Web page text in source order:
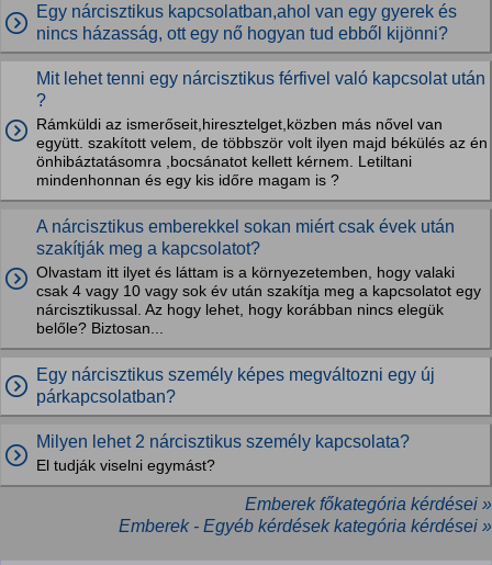
Egy nárcisztikus kapcsolatban,ahol van egy gyerek és
nincs házasság, ott egy nő hogyan tud ebből kijönni?
Mit lehet tenni egy nárcisztikus férfivel való kapcsolat után
?
Rámküldi az ismerőseit,hiresztelget,közben más nővel van
együtt. szakított velem, de többször volt ilyen majd békülés az én
önhibáztatásomra ,bocsánatot kellett kérnem. Letiltani
mindenhonnan és egy kis időre magam is ?
A nárcisztikus emberekkel sokan miért csak évek után
szakítják meg a kapcsolatot?
Olvastam itt ilyet és láttam is a környezetemben, hogy valaki
csak 4 vagy 10 vagy sok év után szakítja meg a kapcsolatot egy
nárcisztikussal. Az hogy lehet, hogy korábban nincs elegük
belőle? Biztosan...
Egy nárcisztikus személy képes megváltozni egy új
párkapcsolatban?
Milyen lehet 2 nárcisztikus személy kapcsolata?
El tudják viselni egymást?
Emberek főkategória kérdései »
Emberek - Egyéb kérdések kategória kérdései »